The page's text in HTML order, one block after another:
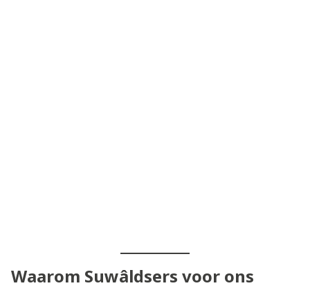
Waarom Suwâldsers voor ons